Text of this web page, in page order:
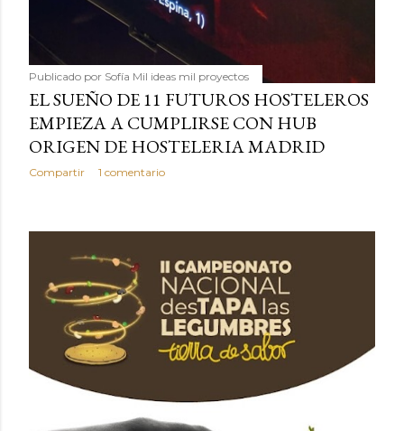
Publicado por Sofía Mil ideas mil proyectos
EL SUEÑO DE 11 FUTUROS HOSTELEROS
EMPIEZA A CUMPLIRSE CON HUB
ORIGEN DE HOSTELERIA MADRID
Compartir 1 comentario